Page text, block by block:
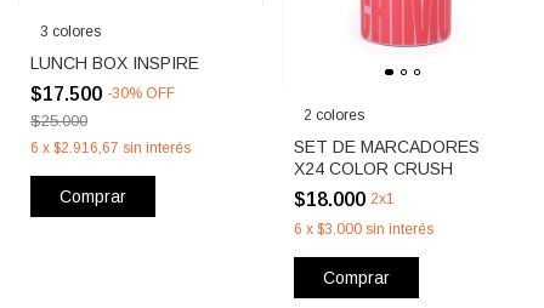
3 colores
LUNCH BOX INSPIRE
$17.500 -30% OFF
$25.000
6 x $2.916,67 sin interés
Comprar
2 colores
SET DE MARCADORES
X24 COLOR CRUSH
$18.000 2x1
6 x $3.000 sin interés
Comprar